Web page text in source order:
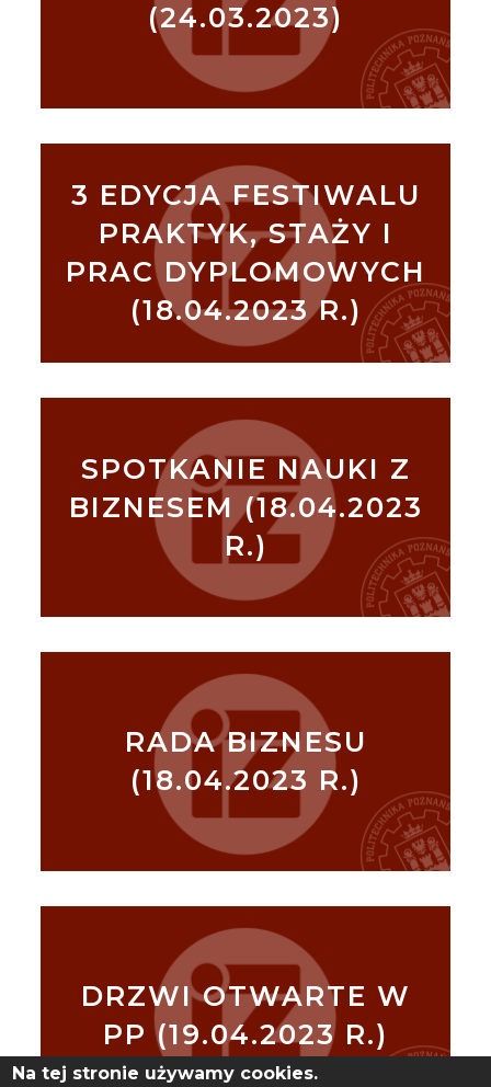
(24.03.2023)
3 EDYCJA FESTIWALU
PRAKTYK, STAŻY I
PRAC DYPLOMOWYCH
(18.04.2023 R.)
SPOTKANIE NAUKI Z
BIZNESEM (18.04.2023
R.)
RADA BIZNESU
(18.04.2023 R.)
DRZWI OTWARTE W
PP (19.04.2023 R.)
Na tej stronie używamy cookies.